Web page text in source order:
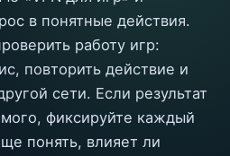
в понятные действия.
работу игр:
повторить действие и
сети. Если результат
фиксируйте каждый
понять, влияет ли